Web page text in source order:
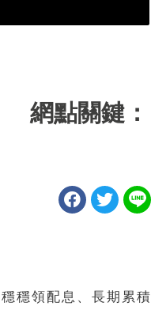
網點關鍵：
穩領配息、長期累積